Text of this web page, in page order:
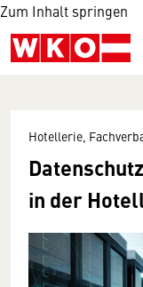
Zum Inhalt springen
Hotellerie,
in der